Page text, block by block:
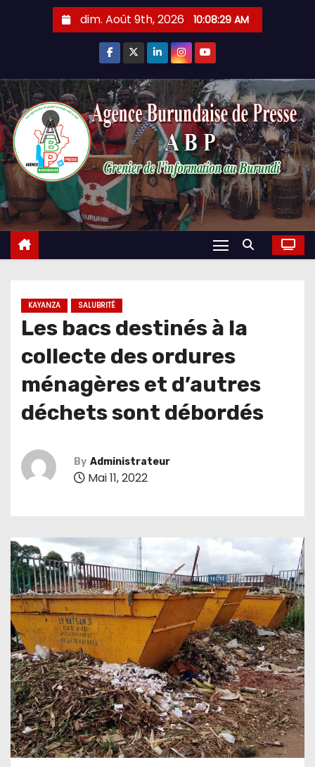
dim. Août 9th, 2026 10:08:30 AM
KAYANZA SALUBRITÉ
Les bacs destinés à la
collecte des ordures
ménagères et d’autres
déchets sont débordés
By Administrateur
Mai 11, 2022